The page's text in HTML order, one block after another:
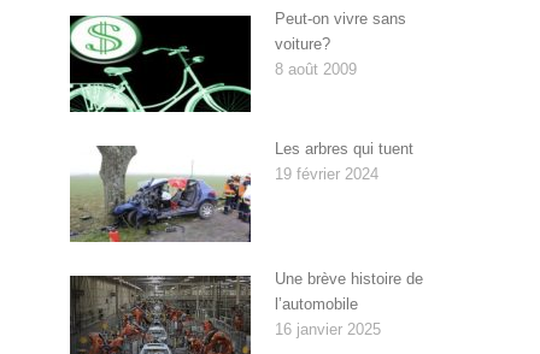
Peut-on vivre sans
voiture?
8 août 2009
Les arbres qui tuent
19 février 2024
Une brève histoire de
l’automobile
16 janvier 2025